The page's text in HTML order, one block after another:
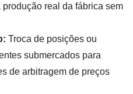
real da fábrica sem
Troca de posições ou
submercados para
de arbitragem de preços